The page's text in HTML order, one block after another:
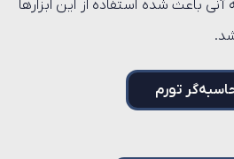
باعث شده استفاده از این ابزارها
تورم